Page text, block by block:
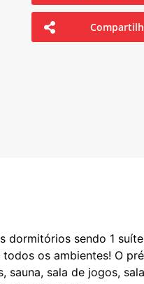
dormitórios sendo 1
os ambientes! O
sauna, sala de jogos,